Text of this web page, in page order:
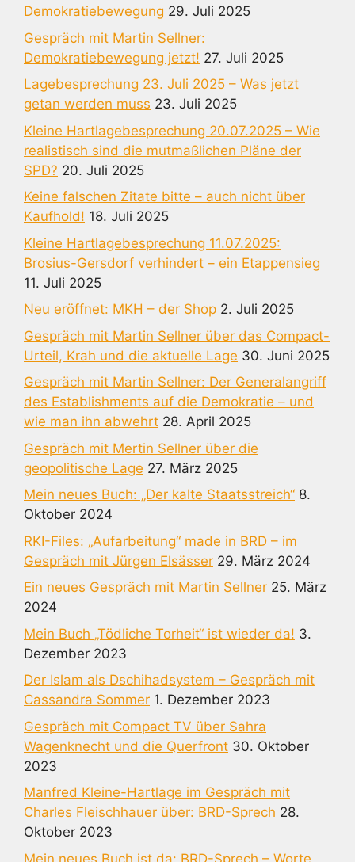
Demokratiebewegung 29. Juli 2025
Gespräch mit Martin Sellner:
Demokratiebewegung jetzt! 27. Juli 2025
Lagebesprechung 23. Juli 2025 – Was jetzt
getan werden muss 23. Juli 2025
Kleine Hartlagebesprechung 20.07.2025 – Wie
realistisch sind die mutmaßlichen Pläne der
SPD? 20. Juli 2025
Keine falschen Zitate bitte – auch nicht über
Kaufhold! 18. Juli 2025
Kleine Hartlagebesprechung 11.07.2025:
Brosius-Gersdorf verhindert – ein Etappensieg
11. Juli 2025
Neu eröffnet: MKH – der Shop 2. Juli 2025
Gespräch mit Martin Sellner über das Compact-
Urteil, Krah und die aktuelle Lage 30. Juni 2025
Gespräch mit Martin Sellner: Der Generalangriff
des Establishments auf die Demokratie – und
wie man ihn abwehrt 28. April 2025
Gespräch mit Mertin Sellner über die
geopolitische Lage 27. März 2025
Mein neues Buch: „Der kalte Staatsstreich“ 8.
Oktober 2024
RKI-Files: „Aufarbeitung“ made in BRD – im
Gespräch mit Jürgen Elsässer 29. März 2024
Ein neues Gespräch mit Martin Sellner 25. März
2024
Mein Buch „Tödliche Torheit“ ist wieder da! 3.
Dezember 2023
Der Islam als Dschihadsystem – Gespräch mit
Cassandra Sommer 1. Dezember 2023
Gespräch mit Compact TV über Sahra
Wagenknecht und die Querfront 30. Oktober
2023
Manfred Kleine-Hartlage im Gespräch mit
Charles Fleischhauer über: BRD-Sprech 28.
Oktober 2023
Mein neues Buch ist da: BRD-Sprech – Worte